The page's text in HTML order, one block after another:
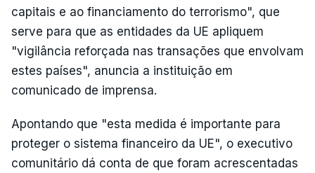
capitais e ao financiamento do terrorismo", que
serve para que as entidades da UE apliquem
"vigilância reforçada nas transações que envolvam
estes países", anuncia a instituição em
comunicado de imprensa.
Apontando que "esta medida é importante para
proteger o sistema financeiro da UE", o executivo
comunitário dá conta de que foram acrescentadas